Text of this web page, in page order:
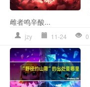
雌者鸣辛酸...
jzy 11-24 0